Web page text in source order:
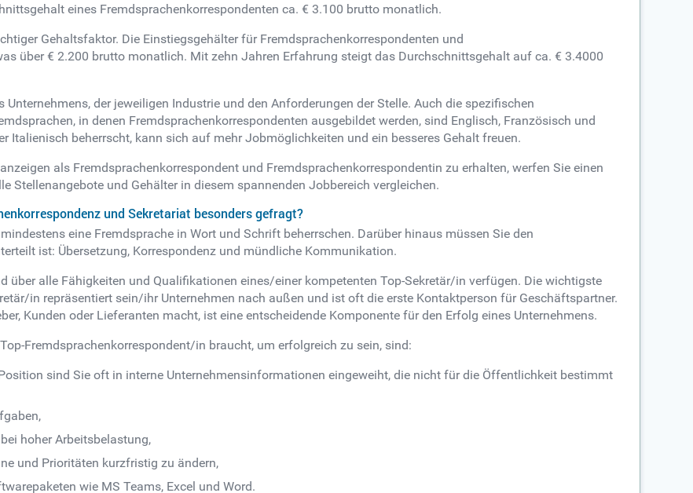
eines Fremdsprachenkorrespondenten ca. € 3.100 brutto monatlich.
Gehaltsfaktor. Die Einstiegsgehälter für Fremdsprachenkorrespondenten und
über € 2.200 brutto monatlich. Mit zehn Jahren Erfahrung steigt das Durchschnittsgehalt auf ca. € 3.4000
Unternehmens, der jeweiligen Industrie und den Anforderungen der Stelle. Auch die spezifischen
in denen Fremdsprachenkorrespondenten ausgebildet werden, sind Englisch, Französisch und
Italienisch beherrscht, kann sich auf mehr Jobmöglichkeiten und ein besseres Gehalt freuen.
als Fremdsprachenkorrespondent und Fremdsprachenkorrespondentin zu erhalten, werfen Sie einen
Stellenangebote und Gehälter in diesem spannenden Jobbereich vergleichen.
und Sekretariat besonders gefragt?
eine Fremdsprache in Wort und Schrift beherrschen. Darüber hinaus müssen Sie den
ist: Übersetzung, Korrespondenz und mündliche Kommunikation.
über alle Fähigkeiten und Qualifikationen eines/einer kompetenten Top-Sekretär/in verfügen. Die wichtigste
in repräsentiert sein/ihr Unternehmen nach außen und ist oft die erste Kontaktperson für Geschäftspartner.
Kunden oder Lieferanten macht, ist eine entscheidende Komponente für den Erfolg eines Unternehmens.
Fremdsprachenkorrespondent/in braucht, um erfolgreich zu sein, sind:
sind Sie oft in interne Unternehmensinformationen eingeweiht, die nicht für die Öffentlichkeit bestimmt
hoher Arbeitsbelastung,
und Prioritäten kurzfristig zu ändern,
wie MS Teams, Excel und Word.